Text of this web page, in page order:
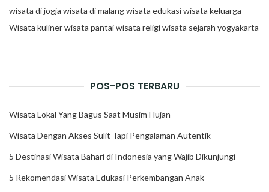
wisata di jogja wisata di malangwisata edukasiwisata keluarga
Wisata kulinerwisata pantaiwisata religiwisata sejarah yogyakarta
POS-POS TERBARU
Wisata Lokal Yang Bagus Saat Musim Hujan
Wisata Dengan Akses Sulit Tapi Pengalaman Autentik
5 Destinasi Wisata Bahari di Indonesia yang Wajib Dikunjungi
5 Rekomendasi Wisata Edukasi Perkembangan Anak